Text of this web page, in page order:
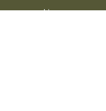
marki -